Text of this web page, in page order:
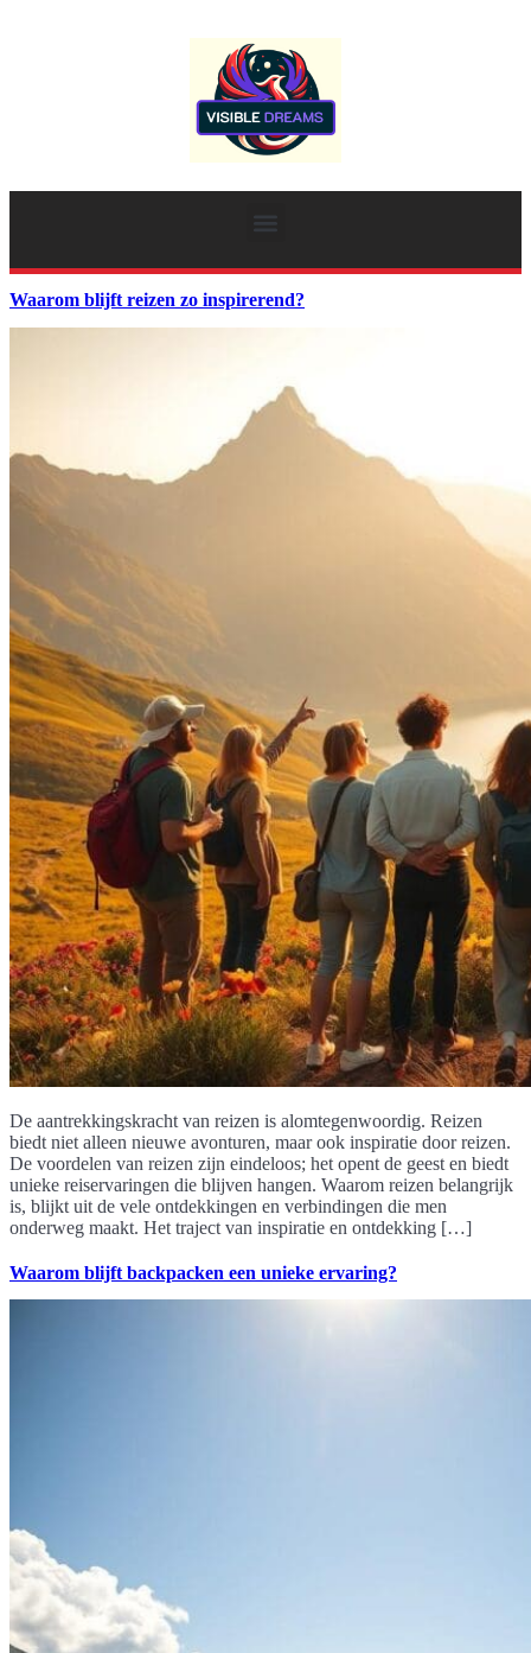
Waarom blijft reizen zo inspirerend?
De aantrekkingskracht van reizen is alomtegenwoordig. Reizen
biedt niet alleen nieuwe avonturen, maar ook inspiratie door reizen.
De voordelen van reizen zijn eindeloos; het opent de geest en biedt
unieke reiservaringen die blijven hangen. Waarom reizen belangrijk
is, blijkt uit de vele ontdekkingen en verbindingen die men
onderweg maakt. Het traject van inspiratie en ontdekking […]
Waarom blijft backpacken een unieke ervaring?